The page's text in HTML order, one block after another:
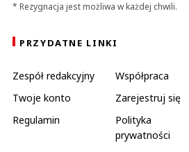
* Rezygnacja jest możliwa w każdej chwili.
PRZYDATNE LINKI
Zespół redakcyjny Współpraca
Twoje konto
Zarejestruj się
Regulamin
Polityka
prywatności